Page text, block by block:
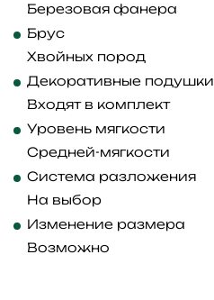
Березовая фанера
Брус
Хвойных пород
Декоративные подушки
Входят в комплект
Уровень мягкости
Средней-мягкости
Система разложения
На выбор
Изменение размера
Возможно